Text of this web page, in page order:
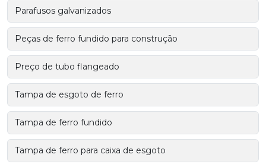
Parafusos galvanizados
Peças de ferro fundido para construção
Preço de tubo flangeado
Tampa de esgoto de ferro
Tampa de ferro fundido
Tampa de ferro para caixa de esgoto